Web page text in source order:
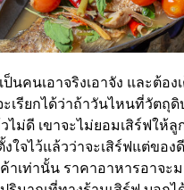
าน
นะนำ
าน
เพื่อน
นคนเอาจริงเอาจัง และต้อง
เรียกได้ว่าถ้าวันไหนที่วัตถุ
ไม่ดี เขาจะไม่ยอมเสิร์ฟให้ลู
งใจไว้แล้วว่าจะเสิร์ฟแต่ขอ
าเท่านั้น ราคาอาหารอาจะ